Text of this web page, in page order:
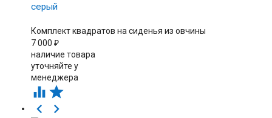
серый
Комплект квадратов на сиденья из овчины
7 000 ₽
наличие товара
уточняйте у
менеджера
 

